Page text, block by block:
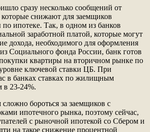
сразу несколько сообщений от
снижают для заемщиков
ипотеке. Так, в одном из банков
заработной платой, которые могут
дохода, необходимого для оформления
Социального фонда России, банк готов
квартиры на вторичном рынке по
уровне ключевой ставки ЦБ. При
в банках ставках по жилищным
в 23-24%.
бороться за заемщиков с
ипотечного рынка, поэтому сейчас,
с рыночной ипотекой со Сбером и
на такое снижение процентной